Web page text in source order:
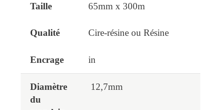
65mm x 300m
Cire-résine ou Résine
in
12,7mm